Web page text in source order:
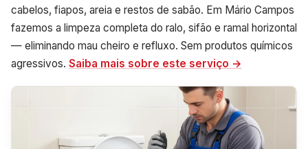
cabelos, fiapos, areia e restos de sabão. Em Mário Campos
fazemos a limpeza completa do ralo, sifão e ramal horizontal
— eliminando mau cheiro e refluxo. Sem produtos químicos
agressivos. Saiba mais sobre este serviço →